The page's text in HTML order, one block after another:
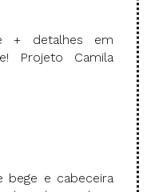
+ detalhes em
Projeto Camila
bege e cabeceira